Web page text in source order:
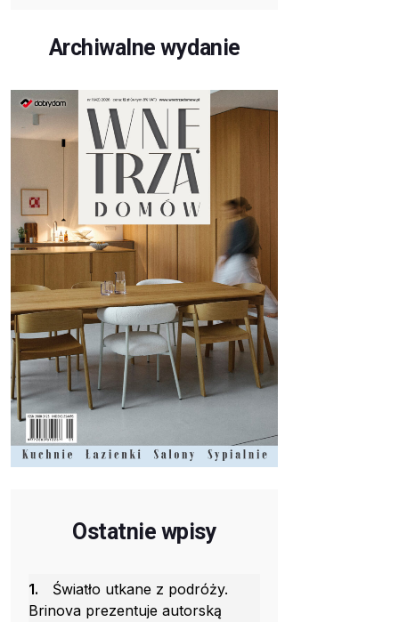
Archiwalne wydanie
Ostatnie wpisy
1.
Światło utkane z podróży.
Brinova prezentuje autorską